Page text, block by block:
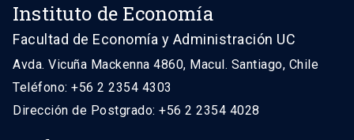
Instituto de Economía
Facultad de Economía y Administración UC
Avda. Vicuña Mackenna 4860, Macul. Santiago, Chile
Teléfono: +56 2 2354 4303
Dirección de Postgrado: +56 2 2354 4028